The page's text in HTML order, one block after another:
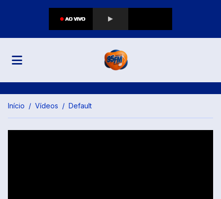
Início Vídeos Default